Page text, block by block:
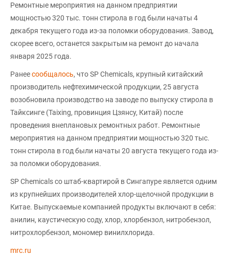
Ремонтные мероприятия на данном предприятии
мощностью 320 тыс. тонн стирола в год были начаты 4
декабря текущего года из-за поломки оборудования. Завод,
скорее всего, останется закрытым на ремонт до начала
января 2025 года.
Ранеесообщалось, что SP Chemicals, крупный китайский
производитель нефтехимической продукции, 25 августа
возобновила производство на заводе по выпуску стирола в
Тайксинге (Taixing, провинция Цзянсу, Китай) после
проведения внеплановых ремонтных работ. Ремонтные
мероприятия на данном предприятии мощностью 320 тыс.
тонн стирола в год были начаты 20 августа текущего года из-
за поломки оборудования.
SP Chemicals со штаб-квартирой в Сингапуре является одним
из крупнейших производителей хлор-щелочной продукции в
Китае. Выпускаемые компанией продукты включают в себя:
анилин, каустическую соду, хлор, хлорбензол, нитробензол,
нитрохлорбензол, мономер винилхлорида.
mrc.ru